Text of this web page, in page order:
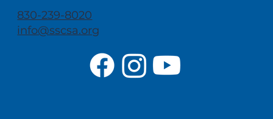
830-239-8020
info@sscsa.org